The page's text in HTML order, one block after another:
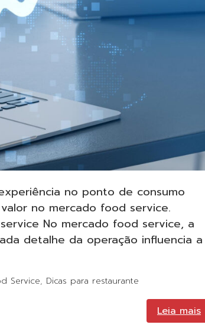
no ponto de consumo
no mercado food service.
No mercado food service, a
detalhe da operação influencia a
Service, Dicas para restaurante
Leia mais